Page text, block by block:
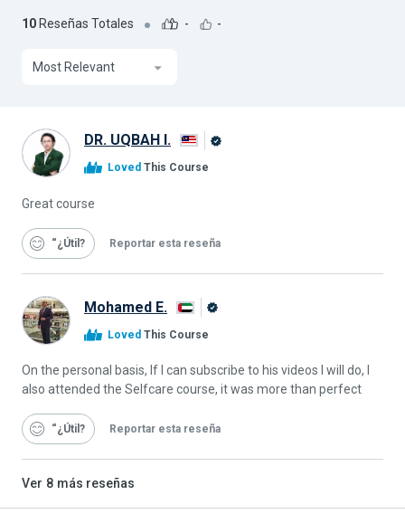
10 Reseñas Totales - -
Most Relevant
DR. UQBAH I.
Loved This Course
Great course
“¿Útil Reportar esta reseña
Mohamed E.
Alison
Loved This Course
On the personal basis, If I can subscribe to his videos I will do, I
also attended the Selfcare course, it was more than perfect
“¿Útil Reportar esta reseña
Ver 8 más reseñas